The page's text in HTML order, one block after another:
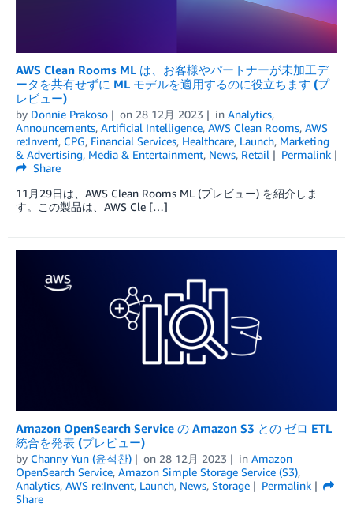
AWS Clean Rooms ML は、お客様やパートナーが未加工デ
ータを共有せずに ML モデルを適用するのに役立ちます (プ
レビュー)
by Donnie Prakoso on 28 12月 2023 in Analytics,
Announcements, Artificial Intelligence, AWS Clean Rooms, AWS
re:Invent, CPG, Financial Services, Healthcare, Launch, Marketing
& Advertising, Media & Entertainment, News, Retail
Permalink
Share
11月29日は、AWS Clean Rooms ML (プレビュー) を紹介しま
す。この製品は、AWS Cle […]
Amazon OpenSearch Service の Amazon S3 との ゼロ ETL
統合を発表 (プレビュー)
by Channy Yun (윤석찬) on 28 12月 2023 in Amazon
OpenSearch Service, Amazon Simple Storage Service (S3),
Analytics, AWS re:Invent, Launch, News, Storage
Permalink
Share